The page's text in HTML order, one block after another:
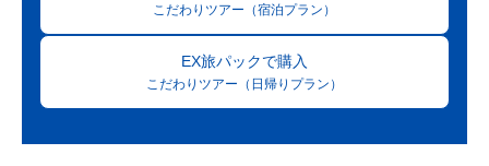
こだわりツアー（宿泊プラン）
EX旅パックで購入
こだわりツアー（日帰りプラン）